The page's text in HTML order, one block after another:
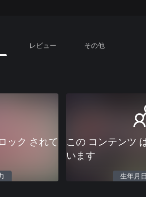
レビュー その他
ック されて
この コンテンツ
います
生年月